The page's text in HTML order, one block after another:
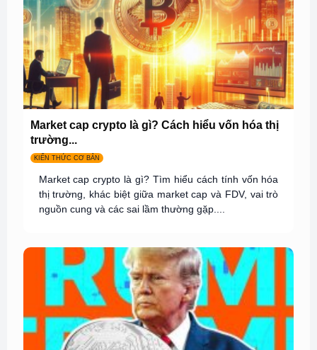
Market cap crypto là gì? Cách hiểu vốn hóa thị
trường...
KIẾN THỨC CƠ BẢN
Market cap crypto là gì? Tìm hiểu cách tính vốn hóa
thị trường, khác biệt giữa market cap và FDV, vai trò
nguồn cung và các sai lầm thường gặp....